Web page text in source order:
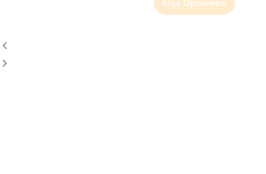
Elija Opciones
en